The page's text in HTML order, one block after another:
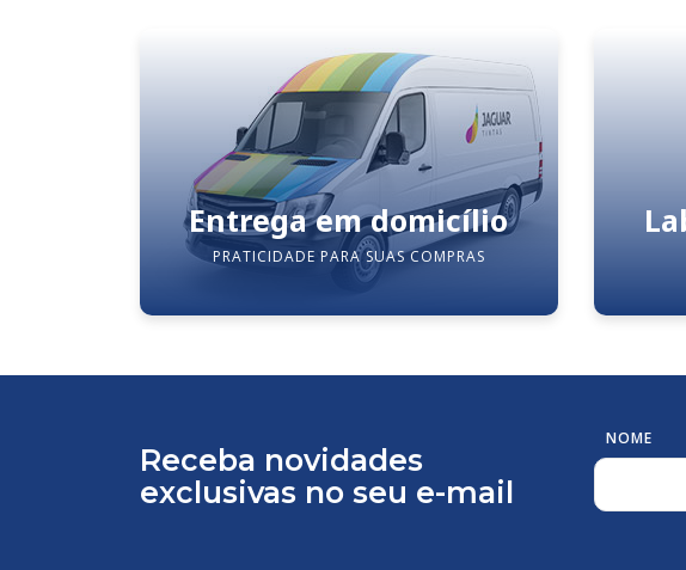
Entrega em domicílio
PRATICIDADE PARA SUAS COMPRAS
Receba novidades
exclusivas no seu e-mail
NOME